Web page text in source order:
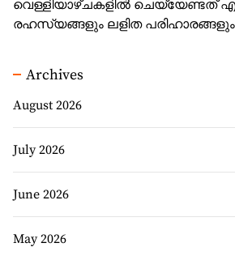
വെള്ളിയാഴ്ചകളിൽ ചെയ്യേണ്ടത്
രഹസ്യങ്ങളും ലളിത
Archives
August 2026
July 2026
June 2026
May 2026